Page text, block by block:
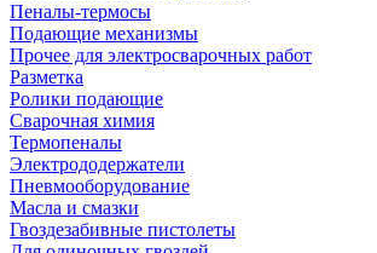
Пеналы-термосы
Подающие механизмы
Прочее для электросварочных работ
Разметка
Ролики подающие
Сварочная химия
Термопеналы
Электрододержатели
Пневмооборудование
Масла и смазки
Гвоздезабивные пистолеты